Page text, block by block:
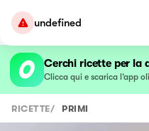
undefined
Cerchi ricette per la
Clicca qui e scarica l’app
RICETTE/ PRIMI